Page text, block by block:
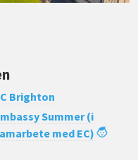
Brighton
Summer (i
med EC)